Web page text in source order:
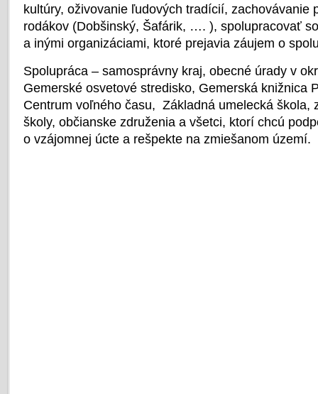
kultúry, oživovanie ľudových tradícií, zachovávanie
rodákov (Dobšinský, Šafárik, …. ), spolupracovať
a inými organizáciami, ktoré prejavia záujem o
Spolupráca – samosprávny kraj, obecné úrady v
Gemerské osvetové stredisko, Gemerská knižnica
Centrum voľného času, Základná umelecká škola,
školy, občianske združenia a všetci, ktorí chcú
o vzájomnej úcte a rešpekte na zmiešanom území.